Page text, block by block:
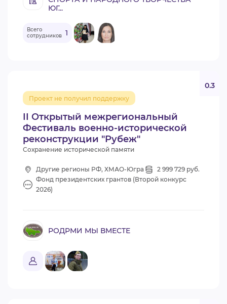
ЮГ...
Всего
сотрудников 1
II Открытый межрегиональный
Фестиваль военно-исторической
реконструкции "Рубеж"
Проект не получил поддержку
0.3
Сохранение исторической памяти
Другие регионы РФ, ХМАО-Югра
2 999 729 руб.
Фонд президентских грантов (Второй конкурс
2026)
РОДРМИ МЫ ВМЕСТЕ